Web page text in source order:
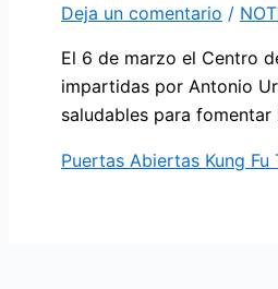
Deja un comentario /
El 6 de marzo el Centro
impartidas por Antonio
saludables para
Puertas Abiertas Kung Fu